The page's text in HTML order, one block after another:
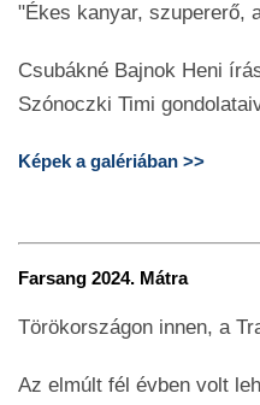
"Ékes kanyar, szupererő,
Csubákné Bajnok Heni
Szónoczki Timi
Képek a galériában >>
Farsang 2024. Mátra
Törökországon innen, a
Az elmúlt fél évben volt